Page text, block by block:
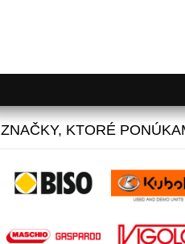
ZNAČKY, KTORÉ